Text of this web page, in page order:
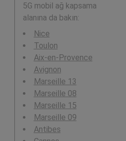
5G mobil ağ kapsama
alanına da bakın:
Nice
Toulon
Aix-en-Provence
Avignon
Marseille 13
Marseille 08
Marseille 15
Marseille 09
Antibes